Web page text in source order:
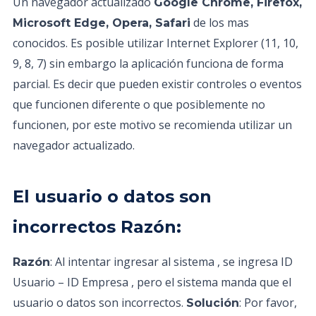
Microsoft Edge, Opera, Safari de los mas
conocidos. Es posible utilizar Internet Explorer (11, 10,
9, 8, 7) sin embargo la aplicación funciona de forma
parcial. Es decir que pueden existir controles o eventos
que funcionen diferente o que posiblemente no
funcionen, por este motivo se recomienda utilizar un
navegador actualizado.
El usuario o datos son
incorrectos Razón:
Razón: Al intentar ingresar al sistema , se ingresa ID
Usuario – ID Empresa , pero el sistema manda que el
usuario o datos son incorrectos. Solución: Por favor,